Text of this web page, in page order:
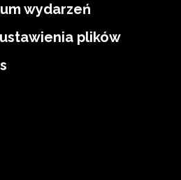
wydarzeń
plików